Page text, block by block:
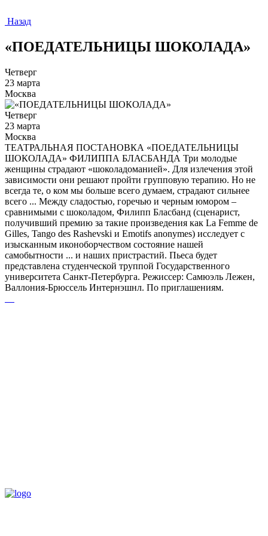
Назад
«ПОЕДАТЕЛЬНИЦЫ ШОКОЛАДА»
Четверг
23 марта
Москва
Четверг
23 марта
Москва
ТЕАТРАЛЬНАЯ ПОСТАНОВКА «ПОЕДАТЕЛЬНИЦЫ
ШОКОЛАДА» ФИЛИППА БЛАСБАНДА Три молодые
женщины страдают «шоколадоманией». Для излечения этой
зависимости они решают пройти групповую терапию. Но не
всегда те, о ком мы больше всего думаем, страдают сильнее
всего ... Между сладостью, горечью и черным юмором –
сравнимыми с шоколадом, Филипп Бласбанд (сценарист,
получивший премию за такие произведения как La Femme de
Gilles, Tango des Rashevski и Emotifs anonymes) исследует с
изысканным иконоборчеством состояние нашей
самобытности ... и наших пристрастий. Пьеса будет
представлена студенческой труппой Государственного
университета Санкт-Петербурга. Режиссер: Самюэль Лежен,
Валлония-Брюссель Интернэшнл. По приглашениям.